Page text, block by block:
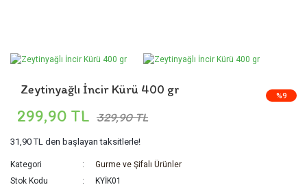
Zeytinyağlı İncir Kürü 400 gr %9
299,90 TL 329,90 TL
31,90 TL den başlayan taksitlerle!
Kategori
Gurme ve Şifalı Ürünler
Stok Kodu
KYİK01